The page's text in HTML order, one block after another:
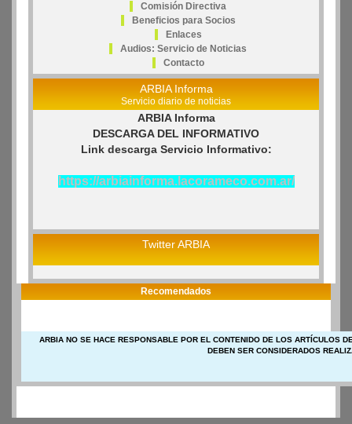
Comisión Directiva
Beneficios para Socios
Enlaces
Audios: Servicio de Noticias
Contacto
ARBIA Informa
Servicio diario de noticias
ARBIA Informa
DESCARGA DEL INFORMATIVO
Link descarga Servicio Informativo:
https://arbiainforma.lacorameco.com.ar/
Twitter ARBIA
Recomendados
ARBIA NO SE HACE RESPONSABLE POR EL CONTENIDO DE LOS ARTÍCULOS
DEBEN SER CONSIDERADOS